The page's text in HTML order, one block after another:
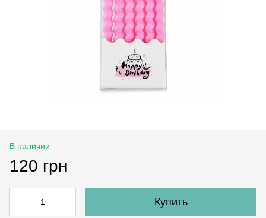
В наличии
120 грн
Купить